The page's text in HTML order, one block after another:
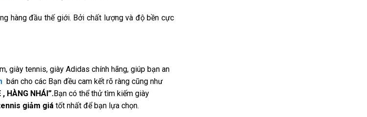
hàng đầu thế giới. Bởi chất lượng và độ bền cực
giày tennis, giày Adidas chính hãng, giúp bạn an
bán cho các Bạn đều cam kết rõ ràng cũng như
, HÀNG NHÁI”.Bạn có thể thử tìm kiếm giày
giảm giá tốt nhất để bạn lựa chọn.